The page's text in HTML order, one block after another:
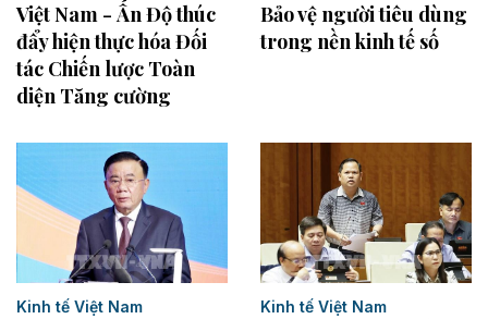
Việt Nam - Ấn Độ thúc
đẩy hiện thực hóa Đối
tác Chiến lược Toàn
diện Tăng cường
Bảo vệ người tiêu dùng
trong nền kinh tế số
Kinh tế Việt Nam Kinh tế Việt Nam